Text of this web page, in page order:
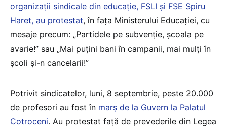
organizații sindicale din educație, FSLI și FSE Spiru
Haret, au protestat, în fața Ministerului Educației, cu
mesaje precum: „Partidele pe subvenție, școala pe
avarie!” sau „Mai puțini bani în campanii, mai mulți în
școli și-n cancelarii!”
Potrivit sindicatelor, luni, 8 septembrie, peste 20.000
de profesori au fost în marș de la Guvern la Palatul
Cotroceni. Au protestat față de prevederile din Legea